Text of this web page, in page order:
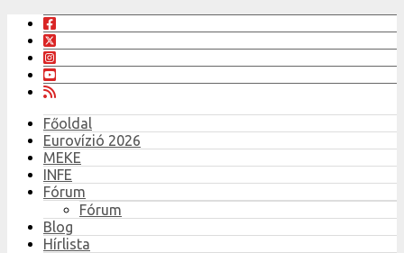
Főoldal
Eurovízió 2026
MEKE
INFE
Fórum
Fórum
Blog
Hírlista